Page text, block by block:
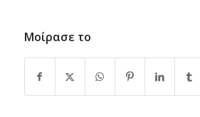
Μοίρασε το